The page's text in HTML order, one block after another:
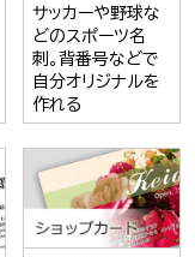
サッカーや野球な
どのスポーツ名
刺。背番号などで
自分オリジナルを
作れる